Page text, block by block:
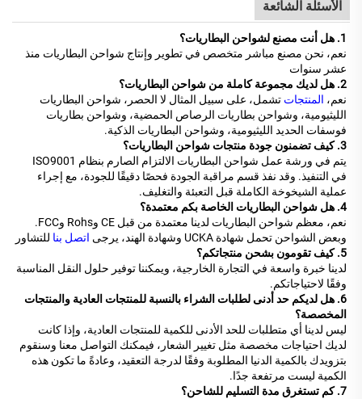
الأسئلة الشائعة
1. هل أنت مصنع لشواحن البطاريات؟
نعم، نحن مصنع مباشر متخصص في تطوير وإنتاج شواحن البطاريات منذ
عشر سنوات
2. هل لديك مجموعة كاملة من شواحن البطاريات؟
نعم، المنتجات تشمل، على سبيل المثال لا الحصر، شواحن البطاريات
الليثيومية، وشواحن بطاريات الرصاص الحمضية، وشواحن بطاريات
فوسفات الحديد الليثيومية، وشواحن البطاريات الذكية.
3. كيف تضمنون جودة منتجات شواحن البطاريات؟
يتم في ورشة عمل شواحن البطاريات الالتزام الصارم بنظام ISO9001
في التنفيذ. وقد نفذ قسم مراقبة الجودة فحصًا دقيقًا للجودة، مع إجراء
عملية الشيخوخة الكاملة قبل التعبئة والتغليف.
4. هل شواحن البطاريات الخاصة بكم معتمدة؟
نعم، معظم شواحن البطاريات لدينا معتمدة من قبل CE وRohs وFCC.
وبعض الشواحن تحمل شهادة UCKA وشهادة الهند، يرجى
اتصل بنا للتشاور
5. كيف تقومون بشحن منتجاتكم؟
لدينا خبرة واسعة في التجارة الخارجية، ويمكننا توفير حلول النقل المناسبة
وفقًا لاحتياجاتكم.
6. هل لديكم حد أدنى لطلبات الشراء بالنسبة للمنتجات العادية والمنتجات
المخصصة؟
ليس لدينا أي متطلبات للحد الأدنى للكمية للمنتجات العادية، وإذا كانت
لديك احتياجات مخصصة مثل تغيير الشعار، فيمكنك التواصل معنا وسنقوم
بتزويدك بالكمية الدنيا المطلوبة وفقًا لدرجة التعقيد، وعادةً ما تكون هذه
الكمية ليست مرتفعة جدًا.
7. كم تستغرق مدة التسليم للشاحن؟